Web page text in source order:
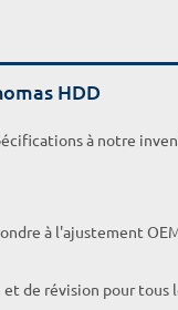
HDD
à notre
à l'ajustement
de révision pour tous